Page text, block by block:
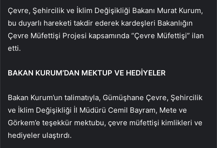
Çevre, Şehircilik ve İklim Değişikliği Bakanı Murat Kurum,
bu duyarlı hareketi takdir ederek kardeşleri Bakanlığın
Çevre Müfettişi Projesi kapsamında “Çevre Müfettişi” ilan
etti.
BAKAN KURUM’DAN MEKTUP VE HEDİYELER
Bakan Kurum’un talimatıyla, Gümüşhane Çevre, Şehircilik
ve İklim Değişikliği İl Müdürü Cemil Bayram, Mete ve
Görkem’e teşekkür mektubu, çevre müfettişi kimlikleri ve
hediyeler ulaştırdı.